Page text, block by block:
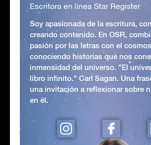
Escritora en línea Star Register
Soy apasionada de la escritura,
creando contenido. En OSR,
pasión por las letras con el
conociendo historias que nos
inmensidad del universo. "El
libro infinito." Carl Sagan. Una
una invitación a reflexionar sobre
en él.